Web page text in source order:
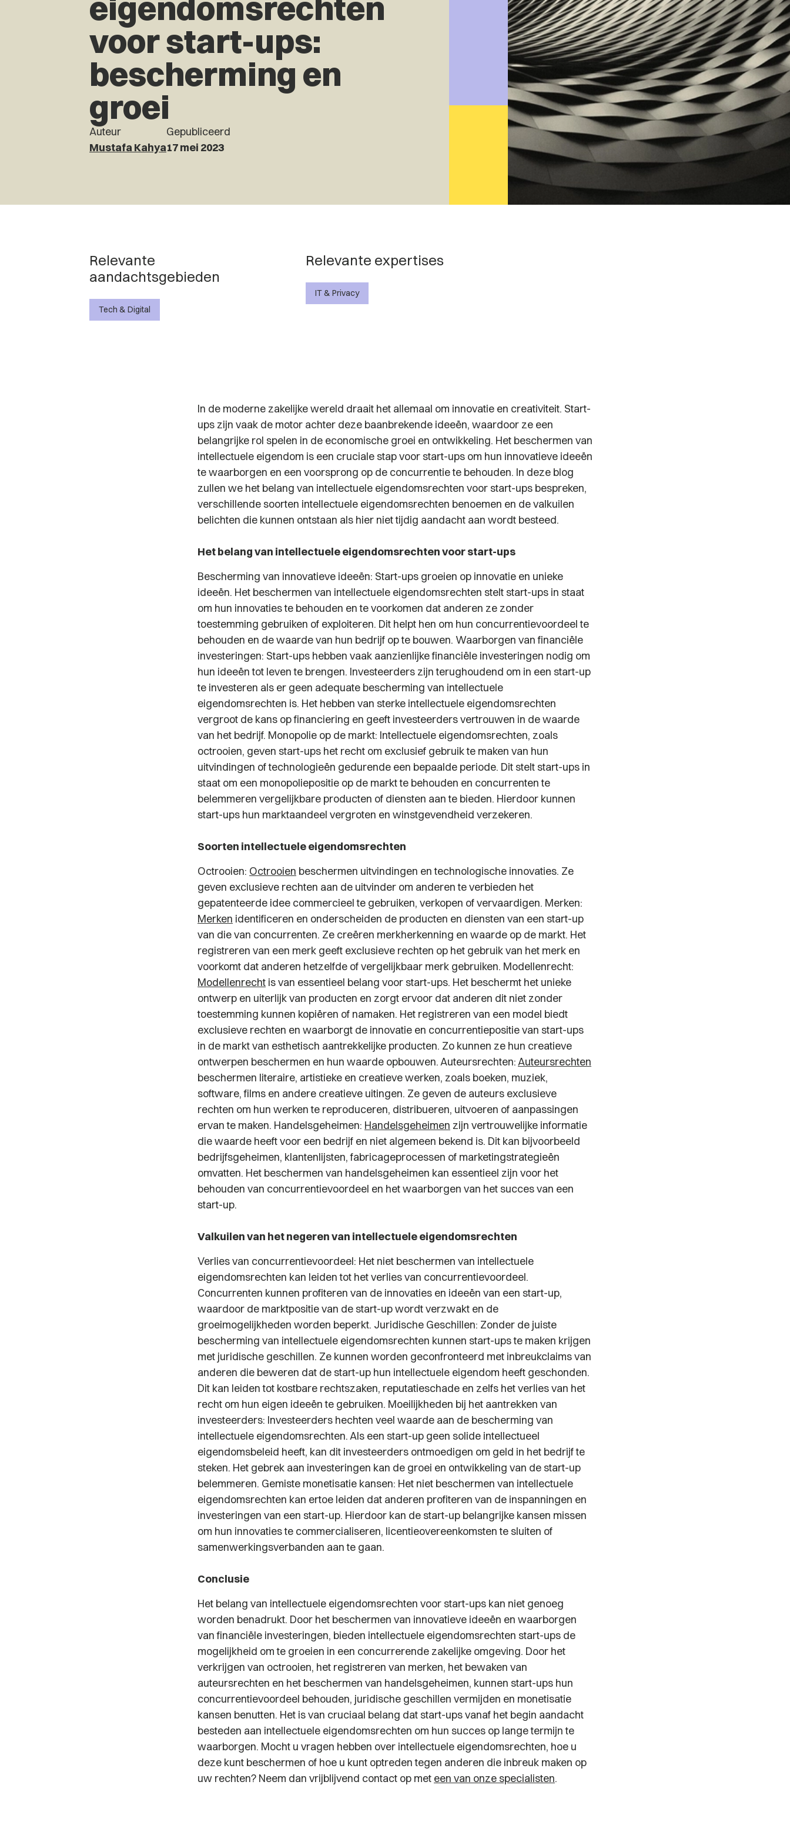
voor start-ups:
bescherming en
groei
Auteur
Mustafa Kahya
Gepubliceerd
17 mei 2023
Relevante
aandachtsgebieden
Tech & Digital
Relevante expertises
IT & Privacy
In de moderne zakelijke wereld draait het allemaal om innovatie en creativiteit. Start-
ups zijn vaak de motor achter deze baanbrekende ideeën, waardoor ze een
belangrijke rol spelen in de economische groei en ontwikkeling. Het beschermen van
intellectuele eigendom is een cruciale stap voor start-ups om hun innovatieve ideeën
te waarborgen en een voorsprong op de concurrentie te behouden. In deze blog
zullen we het belang van intellectuele eigendomsrechten voor start-ups bespreken,
verschillende soorten intellectuele eigendomsrechten benoemen en de valkuilen
belichten die kunnen ontstaan als hier niet tijdig aandacht aan wordt besteed.
Het belang van intellectuele eigendomsrechten voor start-ups
Bescherming van innovatieve ideeën: Start-ups groeien op innovatie en unieke
ideeën. Het beschermen van intellectuele eigendomsrechten stelt start-ups in staat
om hun innovaties te behouden en te voorkomen dat anderen ze zonder
toestemming gebruiken of exploiteren. Dit helpt hen om hun concurrentievoordeel te
behouden en de waarde van hun bedrijf op te bouwen. Waarborgen van financiële
investeringen: Start-ups hebben vaak aanzienlijke financiële investeringen nodig om
hun ideeën tot leven te brengen. Investeerders zijn terughoudend om in een start-up
te investeren als er geen adequate bescherming van intellectuele
eigendomsrechten is. Het hebben van sterke intellectuele eigendomsrechten
vergroot de kans op financiering en geeft investeerders vertrouwen in de waarde
van het bedrijf. Monopolie op de markt: Intellectuele eigendomsrechten, zoals
octrooien, geven start-ups het recht om exclusief gebruik te maken van hun
uitvindingen of technologieën gedurende een bepaalde periode. Dit stelt start-ups in
staat om een monopoliepositie op de markt te behouden en concurrenten te
belemmeren vergelijkbare producten of diensten aan te bieden. Hierdoor kunnen
start-ups hun marktaandeel vergroten en winstgevendheid verzekeren.
Soorten intellectuele eigendomsrechten
Octrooien: Octrooien beschermen uitvindingen en technologische innovaties. Ze
geven exclusieve rechten aan de uitvinder om anderen te verbieden het
gepatenteerde idee commercieel te gebruiken, verkopen of vervaardigen. Merken:
Merken identificeren en onderscheiden de producten en diensten van een start-up
van die van concurrenten. Ze creëren merkherkenning en waarde op de markt. Het
registreren van een merk geeft exclusieve rechten op het gebruik van het merk en
voorkomt dat anderen hetzelfde of vergelijkbaar merk gebruiken. Modellenrecht:
Modellenrecht is van essentieel belang voor start-ups. Het beschermt het unieke
ontwerp en uiterlijk van producten en zorgt ervoor dat anderen dit niet zonder
toestemming kunnen kopiëren of namaken. Het registreren van een model biedt
exclusieve rechten en waarborgt de innovatie en concurrentiepositie van start-ups
in de markt van esthetisch aantrekkelijke producten. Zo kunnen ze hun creatieve
ontwerpen beschermen en hun waarde opbouwen. Auteursrechten:Auteursrechten
beschermen literaire, artistieke en creatieve werken, zoals boeken, muziek,
software, films en andere creatieve uitingen. Ze geven de auteurs exclusieve
rechten om hun werken te reproduceren, distribueren, uitvoeren of aanpassingen
ervan te maken. Handelsgeheimen: Handelsgeheimen zijn vertrouwelijke informatie
die waarde heeft voor een bedrijf en niet algemeen bekend is. Dit kan bijvoorbeeld
bedrijfsgeheimen, klantenlijsten, fabricageprocessen of marketingstrategieën
omvatten. Het beschermen van handelsgeheimen kan essentieel zijn voor het
behouden van concurrentievoordeel en het waarborgen van het succes van een
start-up.
Valkuilen van het negeren van intellectuele eigendomsrechten
Verlies van concurrentievoordeel: Het niet beschermen van intellectuele
eigendomsrechten kan leiden tot het verlies van concurrentievoordeel.
Concurrenten kunnen profiteren van de innovaties en ideeën van een start-up,
waardoor de marktpositie van de start-up wordt verzwakt en de
groeimogelijkheden worden beperkt. Juridische Geschillen: Zonder de juiste
bescherming van intellectuele eigendomsrechten kunnen start-ups te maken krijgen
met juridische geschillen. Ze kunnen worden geconfronteerd met inbreukclaims van
anderen die beweren dat de start-up hun intellectuele eigendom heeft geschonden.
Dit kan leiden tot kostbare rechtszaken, reputatieschade en zelfs het verlies van het
recht om hun eigen ideeën te gebruiken. Moeilijkheden bij het aantrekken van
investeerders: Investeerders hechten veel waarde aan de bescherming van
intellectuele eigendomsrechten. Als een start-up geen solide intellectueel
eigendomsbeleid heeft, kan dit investeerders ontmoedigen om geld in het bedrijf te
steken. Het gebrek aan investeringen kan de groei en ontwikkeling van de start-up
belemmeren. Gemiste monetisatie kansen: Het niet beschermen van intellectuele
eigendomsrechten kan ertoe leiden dat anderen profiteren van de inspanningen en
investeringen van een start-up. Hierdoor kan de start-up belangrijke kansen missen
om hun innovaties te commercialiseren, licentieovereenkomsten te sluiten of
samenwerkingsverbanden aan te gaan.
Conclusie
Het belang van intellectuele eigendomsrechten voor start-ups kan niet genoeg
worden benadrukt. Door het beschermen van innovatieve ideeën en waarborgen
van financiële investeringen, bieden intellectuele eigendomsrechten start-ups de
mogelijkheid om te groeien in een concurrerende zakelijke omgeving. Door het
verkrijgen van octrooien, het registreren van merken, het bewaken van
auteursrechten en het beschermen van handelsgeheimen, kunnen start-ups hun
concurrentievoordeel behouden, juridische geschillen vermijden en monetisatie
kansen benutten. Het is van cruciaal belang dat start-ups vanaf het begin aandacht
besteden aan intellectuele eigendomsrechten om hun succes op lange termijn te
waarborgen. Mocht u vragen hebben over intellectuele eigendomsrechten, hoe u
deze kunt beschermen of hoe u kunt optreden tegen anderen die inbreuk maken op
uw rechten? Neem dan vrijblijvend contact op met een van onze specialisten.